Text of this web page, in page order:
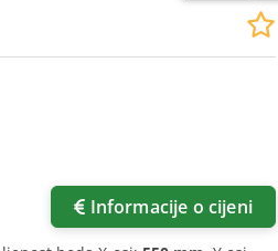
Informacije o cijeni